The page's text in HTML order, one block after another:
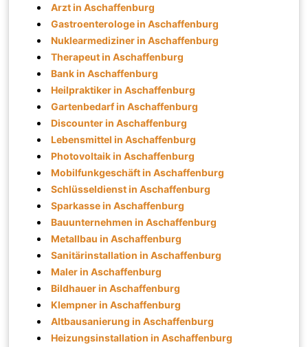
Arzt in Aschaffenburg
Gastroenterologe in Aschaffenburg
Nuklearmediziner in Aschaffenburg
Therapeut in Aschaffenburg
Bank in Aschaffenburg
Heilpraktiker in Aschaffenburg
Gartenbedarf in Aschaffenburg
Discounter in Aschaffenburg
Lebensmittel in Aschaffenburg
Photovoltaik in Aschaffenburg
Mobilfunkgeschäft in Aschaffenburg
Schlüsseldienst in Aschaffenburg
Sparkasse in Aschaffenburg
Bauunternehmen in Aschaffenburg
Metallbau in Aschaffenburg
Sanitärinstallation in Aschaffenburg
Maler in Aschaffenburg
Bildhauer in Aschaffenburg
Klempner in Aschaffenburg
Altbausanierung in Aschaffenburg
Heizungsinstallation in Aschaffenburg